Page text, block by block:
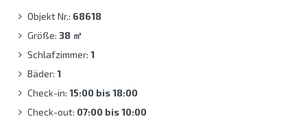
Objekt Nr.: 68618
Größe: 38 ㎡
Schlafzimmer: 1
Bäder: 1
Check-in: 15:00 bis 18:00
Check-out: 07:00 bis 10:00